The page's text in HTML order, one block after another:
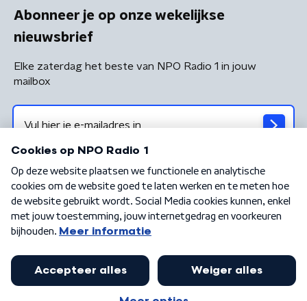
Abonneer je op onze wekelijkse
nieuwsbrief
Elke zaterdag het beste van NPO Radio 1 in jouw
mailbox
Algemene voorwaarden Privacybeleid